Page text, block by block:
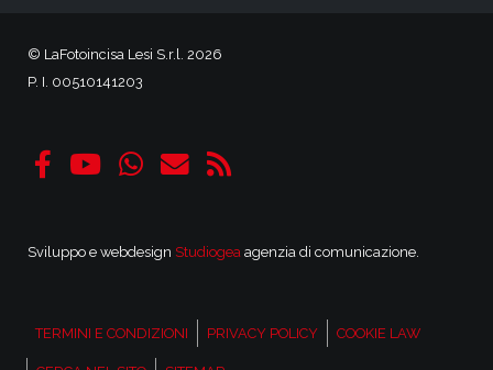
© LaFotoincisa Lesi S.r.l. 2026
P. I. 00510141203
Sviluppo e webdesign Studiogea agenzia di comunicazione.
TERMINI E CONDIZIONI PRIVACY POLICY COOKIE LAW